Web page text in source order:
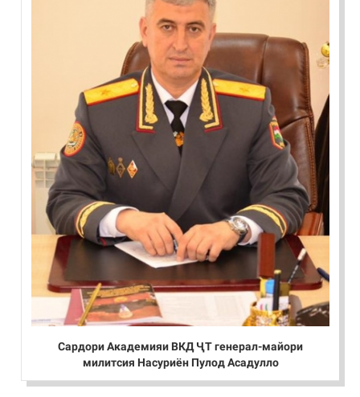
Сардори Академияи ВКД ҶТ генерал-майори
милитсия Насуриён Пулод Асадулло